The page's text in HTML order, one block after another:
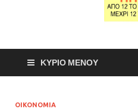
ΚΎΡΙΟ ΜΕΝΟΎ
ΟΙΚΟΝΟΜΙΑ